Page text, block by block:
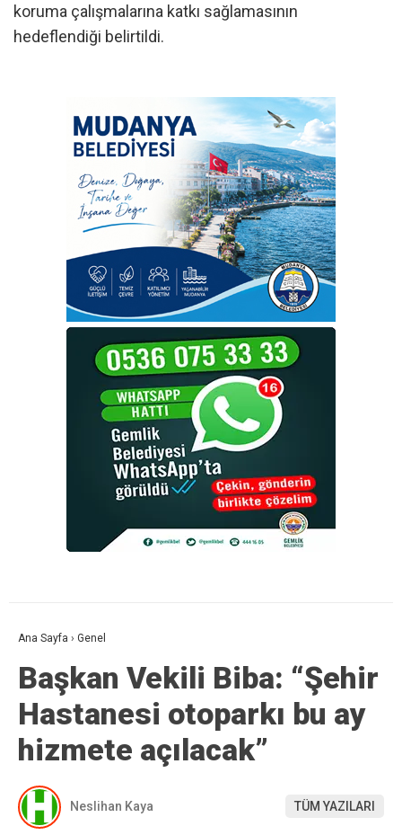
koruma çalışmalarına katkı sağlamasının
hedeflendiği belirtildi.
Ana Sayfa › Genel
Başkan Vekili Biba: “Şehir
Hastanesi otoparkı bu ay
hizmete açılacak”
Neslihan Kaya TÜM YAZILARI